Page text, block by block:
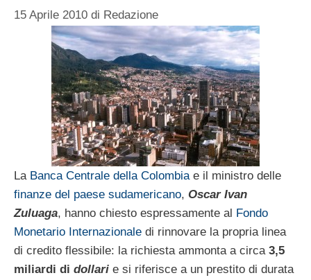
15 Aprile 2010 di Redazione
La Banca Centrale della Colombiae il ministro delle
finanze del paese sudamericano, Oscar Ivan
Zuluaga, hanno chiesto espressamente al Fondo
Monetario Internazionale di rinnovare la propria linea
di credito flessibile: la richiesta ammonta a circa 3,5
miliardi di dollari e si riferisce a un prestito di durata